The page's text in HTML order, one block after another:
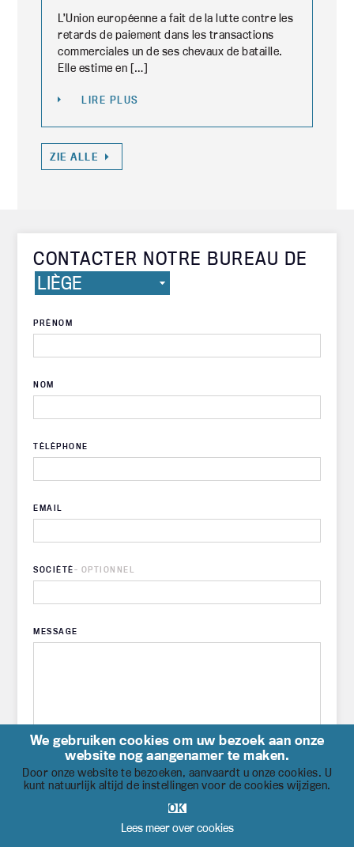
L’Union européenne a fait de la lutte contre les
retards de paiement dans les transactions
commerciales un de ses chevaux de bataille.
Elle estime en […]
LIRE PLUS
ZIE ALLE
CONTACTER NOTRE BUREAU DE
PRÉNOM
NOM
TÉLÉPHONE
EMAIL
SOCIÉTÉ- OPTIONNEL
MESSAGE
J'AI LU ET J'ACCEPTE LA POLITIQUE DE
DISPONIBLE ICI
We gebruiken cookies om uw bezoek aan onze
website nog aangenamer te maken.
Door onze website te bezoeken, aanvaardt u onze cookies. U
kunt natuurlijk altijd de instellingen voor de cookies wijzigen.
OK
Lees meer over cookies